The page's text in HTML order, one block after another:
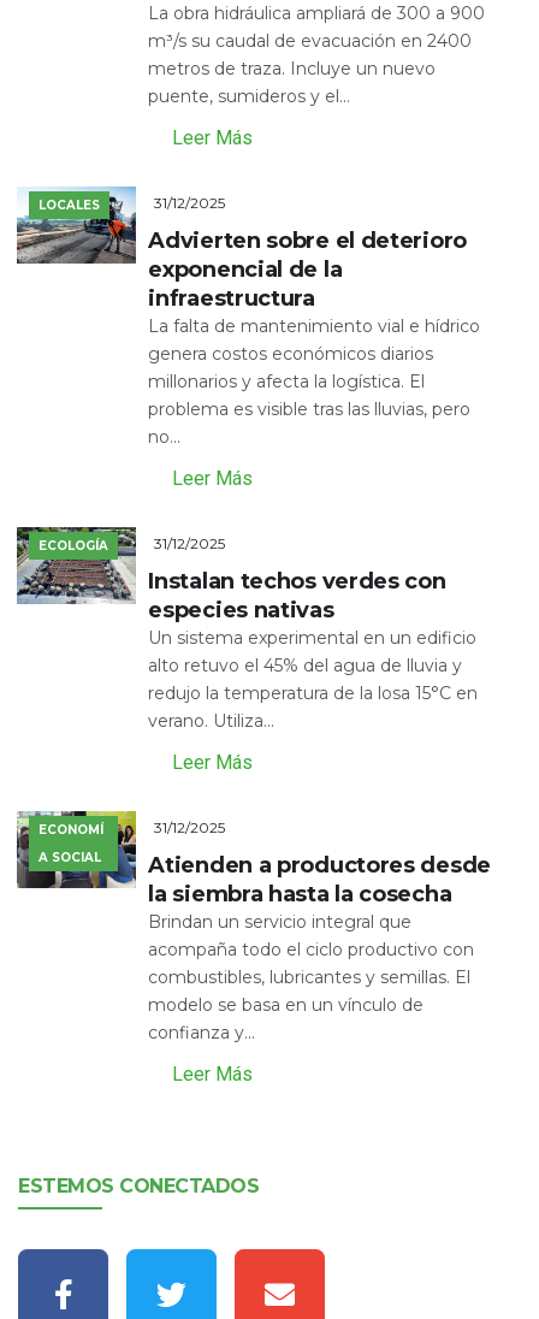
La obra hidráulica ampliará de 300 a 900
m³/s su caudal de evacuación en 2400
metros de traza. Incluye un nuevo
puente, sumideros y el...
Leer Más
LOCALES 31/12/2025
Advierten sobre el deterioro
exponencial de la
infraestructura
La falta de mantenimiento vial e hídrico
genera costos económicos diarios
millonarios y afecta la logística. El
problema es visible tras las lluvias, pero
no...
Leer Más
ECOLOGÍA 31/12/2025
Instalan techos verdes con
especies nativas
Un sistema experimental en un edificio
alto retuvo el 45% del agua de lluvia y
redujo la temperatura de la losa 15°C en
verano. Utiliza...
Leer Más
ECONOMÍ
A SOCIAL
31/12/2025
Atienden a productores desde
la siembra hasta la cosecha
Brindan un servicio integral que
acompaña todo el ciclo productivo con
combustibles, lubricantes y semillas. El
modelo se basa en un vínculo de
confianza y...
Leer Más
ESTEMOS CONECTADOS